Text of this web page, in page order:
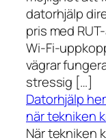
datorhjälp
pris med
Wi-Fi-
vägrar
stressig […]
Datorhjälp
när tekniken
När tekniken